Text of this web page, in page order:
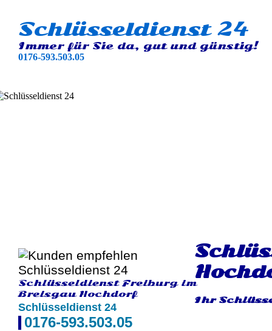
Schlüsseldienst 24
Immer für Sie da, gut und günstig!
0176-593.503.05
Schlüsseldienst Freiburg im
Breisgau Hochdorf
Schlüsseldienst 24
0176-593.503.05
Ihr